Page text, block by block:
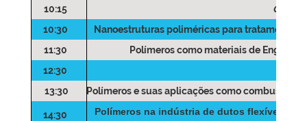
10:15
Coffee
10:30
Nanoestruturas poliméricas para tratamentos
11:30
Polímeros como materiais de
12:30
13:30
Polímeros e suas aplicações como combustível
14:30 Polímeros na indústria de dutos flexíveis de